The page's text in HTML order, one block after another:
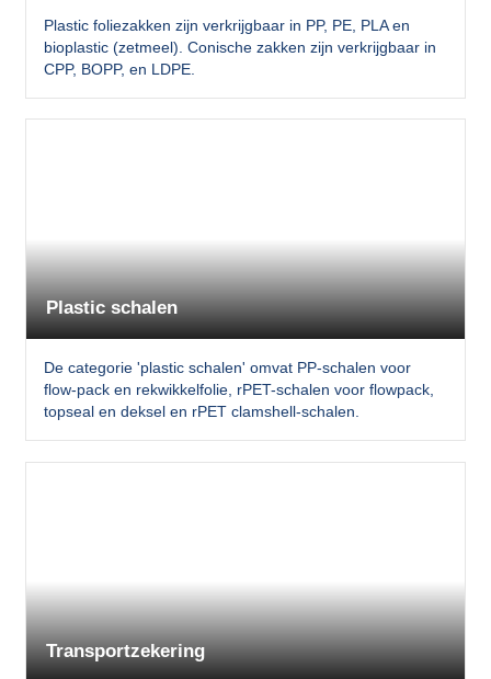
Plastic foliezakken zijn verkrijgbaar in PP, PE, PLA en
bioplastic (zetmeel). Conische zakken zijn verkrijgbaar in
CPP, BOPP, en LDPE.
Plastic schalen
De categorie 'plastic schalen' omvat PP-schalen voor
flow-pack en rekwikkelfolie, rPET-schalen voor flowpack,
topseal en deksel en rPET clamshell-schalen.
Transportzekering